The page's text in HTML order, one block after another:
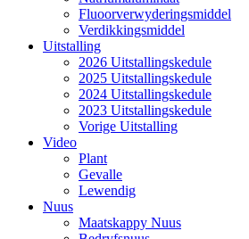
Fluoorverwyderingsmiddel
Verdikkingsmiddel
Uitstalling
2026 Uitstallingskedule
2025 Uitstallingskedule
2024 Uitstallingskedule
2023 Uitstallingskedule
Vorige Uitstalling
Video
Plant
Gevalle
Lewendig
Nuus
Maatskappy Nuus